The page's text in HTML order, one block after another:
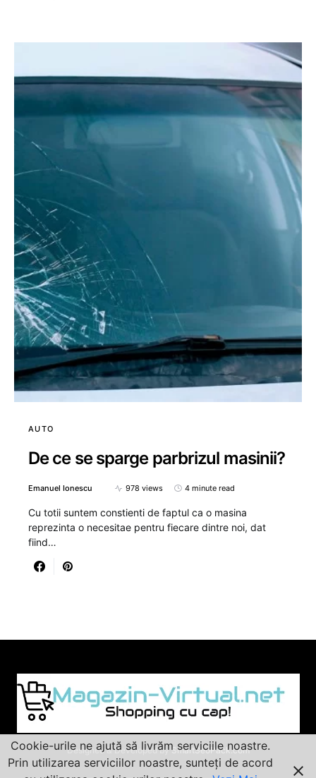
AUTO
De ce se sparge parbrizul masinii?
Emanuel Ionescu 978 views 4 minute read
Cu totii suntem constienti de faptul ca o masina
reprezinta o necesitae pentru fiecare dintre noi, dat
fiind…
Designed & Developed by SmartSeoPack.com
Cookie-urile ne ajută să livrăm serviciile noastre.
Prin utilizarea serviciilor noastre, sunteți de acord